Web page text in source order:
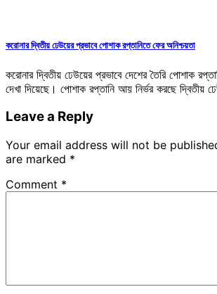
করোনার দ্বিতীয় ঢেউয়ের প্রভাবে পোশাক রপ্তানিতে ফের অনিশ্চয়তা
করোনার দ্বিতীয় ঢেউয়ের প্রভাবে দেশের তৈরি পোশাক
দেখা দিয়েছে। পোশাক রপ্তানি আয় নির্ভর করছে দ্বিতীয়
Leave a Reply
Your email address will not be
are marked *
Comment *